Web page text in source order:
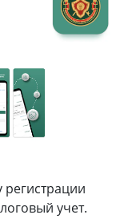
учет.